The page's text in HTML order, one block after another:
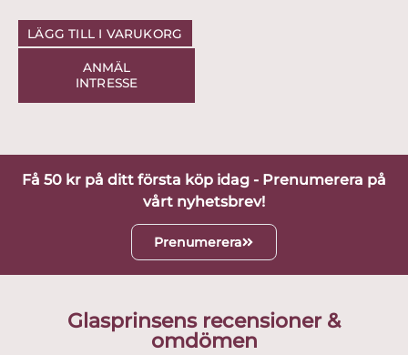
LÄGG TILL I VARUKORG
ANMÄL
INTRESSE
Få 50 kr på ditt första köp idag - Prenumerera på
vårt nyhetsbrev!
Prenumerera
Glasprinsens recensioner &
omdömen